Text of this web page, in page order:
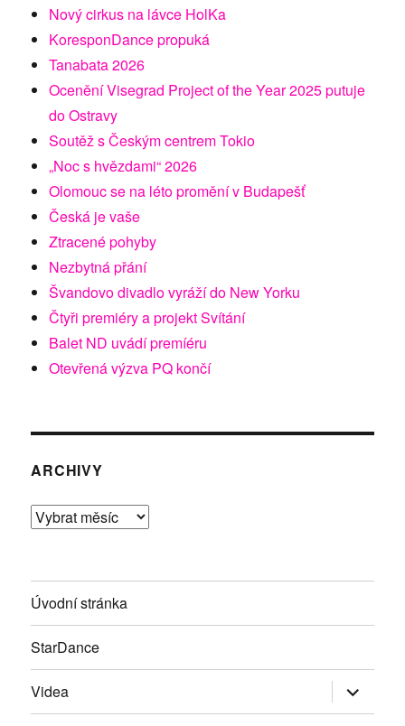
Nový cirkus na lávce HolKa
KoresponDance propuká
Tanabata 2026
Ocenění Visegrad Project of the Year 2025 putuje
do Ostravy
Soutěž s Českým centrem Tokio
„Noc s hvězdami“ 2026
Olomouc se na léto promění v Budapešť
Česká je vaše
Ztracené pohyby
Nezbytná přání
Švandovo divadlo vyráží do New Yorku
Čtyři premiéry a projekt Svítání
Balet ND uvádí premíéru
Otevřená výzva PQ končí
ARCHIVY
Archivy
Úvodní stránka
StarDance
Videa Zobrazit
položky